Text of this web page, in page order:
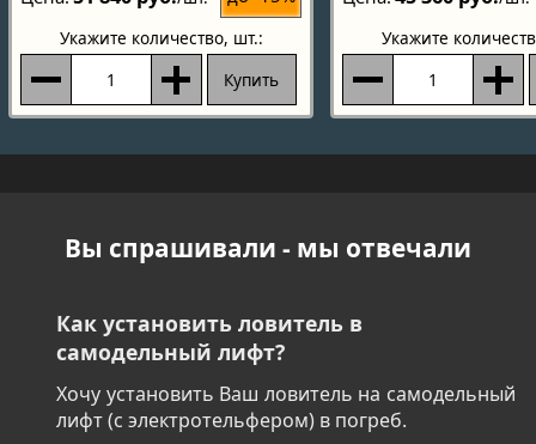
Укажите количество, шт.:
Купить
Укажите
Вы спрашивали - мы отвечали
Как установить ловитель в
самодельный лифт?
Хочу установить Ваш ловитель на самодельный
лифт (с электротельфером) в погреб.